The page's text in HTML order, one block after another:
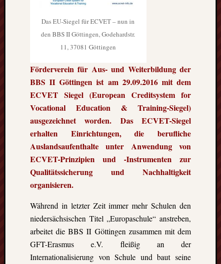
Das EU-Siegel für ECVET – nun in
den BBS II Göttingen, Godehardstr.
11, 37081 Göttingen
Förderverein für Aus- und Weiterbildung der
BBS II Göttingen ist am 29.09.2016 mit dem
ECVET Siegel (European Creditsystem for
Vocational Education & Training-Siegel)
ausgezeichnet worden. Das ECVET-Siegel
erhalten Einrichtungen, die berufliche
Auslandsaufenthalte unter Anwendung von
ECVET-Prinzipien und -Instrumenten zur
Qualitätssicherung und Nachhaltigkeit
organisieren.
Während in letzter Zeit immer mehr Schulen den
niedersächsischen Titel „Europaschule“ anstreben,
arbeitet die BBS II Göttingen zusammen mit dem
GFT-Erasmus e.V. fleißig an der
Internationalisierung von Schule und baut seine